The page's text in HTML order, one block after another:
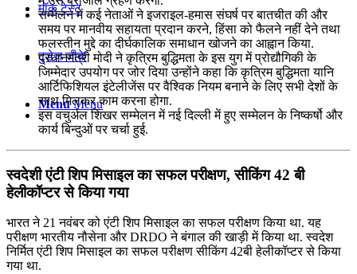
मॉक टेस्ट
टुडेज जीके
Menu Menu
सम्मेलन में कई नेताओं ने इजराइल-हमास संघर्ष पर बातचीत की और
समय पर मानवीय सहायता प्रदान करने, हिंसा को फैलने नहीं देने तथा
फलस्तीन मुद्दे का दीर्घकालिक समाधान खोजने का आह्वान किया.
प्रधानमंत्री मोदी ने कृत्रिम बुद्धिमता के इस युग में प्रोद्यौगिकी के
जिम्‍मेदार उपयोग पर जोर दिया उन्‍होंने कहा कि कृत्रिम बुद्धिमता यानि
आर्टिफिशियल इंटेलीजेंस पर वैश्‍विक नियम बनाने के लिए सभी देशों के
साथ मिलकर काम करना होगा.
इस वचुर्अल शिखर सम्‍मेलन में नई दिल्‍ली में हुए सम्‍मेलन के निष्‍कर्षो और
कार्य बिन्‍दुओं पर चर्चा हुई.
स्‍वदेशी एंटी शिप मिसाइल का सफल परीक्षण, सीकिंग 42 बी
हेलीकॉप्‍टर से किया गया
भारत ने 21 नवंबर को एंटी शिप मिसाइल का सफल परीक्षण किया था. यह
परीक्षण भारतीय नौसेना और DRDO ने बंगाल की खाड़ी में किया था. स्वदेश
निर्मित एंटी शिप मिसाइल का सफल परीक्षण सीकिंग 42बी हेलीकॉप्टर से किया
गया था.